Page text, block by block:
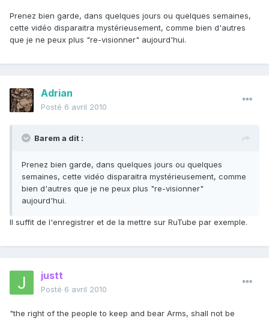
Prenez bien garde, dans quelques jours ou quelques semaines,
cette vidéo disparaitra mystérieusement, comme bien d'autres
que je ne peux plus "re-visionner" aujourd'hui.
Adrian
Posté 6 avril 2010
Barem a dit :
Prenez bien garde, dans quelques jours ou quelques
semaines, cette vidéo disparaitra mystérieusement, comme
bien d'autres que je ne peux plus "re-visionner"
aujourd'hui.
Il suffit de l'enregistrer et de la mettre sur RuTube par exemple.
justt
Posté 6 avril 2010
"the right of the people to keep and bear Arms, shall not be